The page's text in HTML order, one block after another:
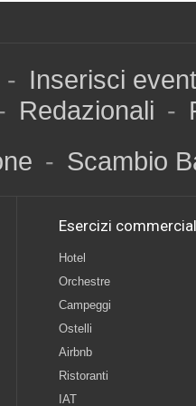
- Inserisci
Redazionali -
- Scambio
Esercizi
Hotel
Orchestre
Campeggi
Ostelli
Airbnb
Ristoranti
IAT